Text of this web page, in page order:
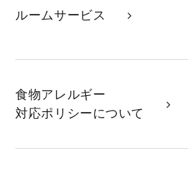
ルームサービス
食物アレルギー
対応ポリシーについて